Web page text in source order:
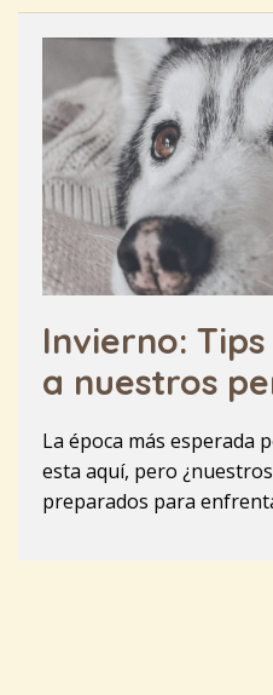
Invierno:
a nuestros
La época más
esta aquí, pero
preparados para